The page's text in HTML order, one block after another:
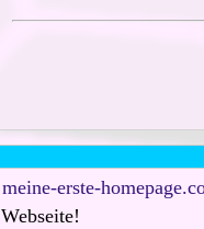
meine-erste-